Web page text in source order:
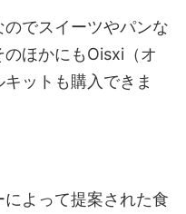
でスイーツやパンな
ほかにもOisxi（オ
ットも購入できま
よって提案された食